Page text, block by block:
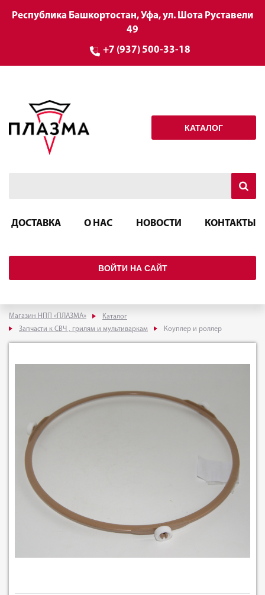
Республика Башкортостан, Уфа, ул. Шота Руставели
49
+7 (937) 500-33-18
КАТАЛОГ
ДОСТАВКА О НАС НОВОСТИ КОНТАКТЫ
ВОЙТИ НА САЙТ
Магазин НПП «ПЛАЗМА»
Каталог
Запчасти к СВЧ , грилям и мультиваркам
Коуплер и роллер